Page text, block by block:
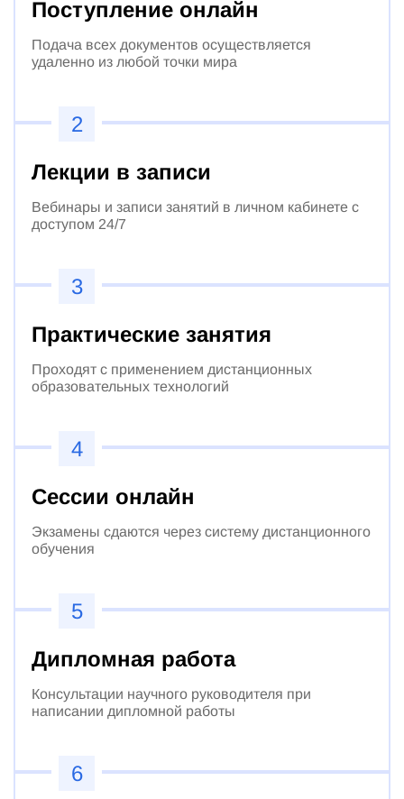
Поступление онлайн
Подача всех документов осуществляется
удаленно из любой точки мира
2
Лекции в записи
Вебинары и записи занятий в личном кабинете с
доступом 24/7
3
Практические занятия
Проходят с применением дистанционных
образовательных технологий
4
Сессии онлайн
Экзамены сдаются через систему дистанционного
обучения
5
Дипломная работа
Консультации научного руководителя при
написании дипломной работы
6